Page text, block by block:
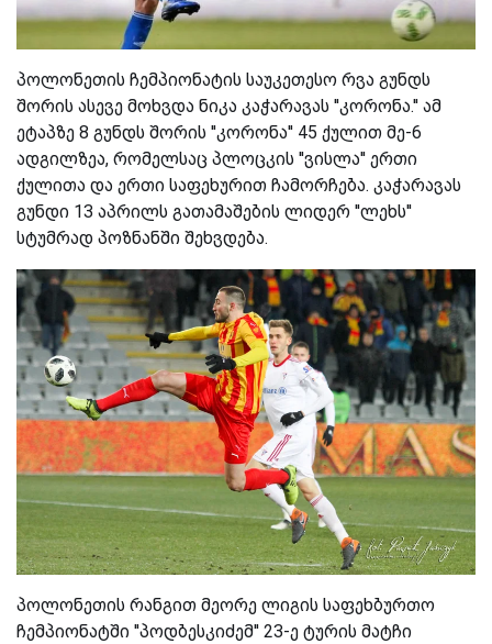
პოლონეთის ჩემპიონატის საუკეთესო რვა გუნდს
შორის ასევე მოხვდა ნიკა კაჭარავას ''კორონა.'' ამ
ეტაპზე 8 გუნდს შორის ''კორონა'' 45 ქულით მე-6
ადგილზეა, რომელსაც პლოცკის ''ვისლა'' ერთი
ქულითა და ერთი საფეხურით ჩამორჩება. კაჭარავას
გუნდი 13 აპრილს გათამაშების ლიდერ ''ლეხს''
სტუმრად პოზნანში შეხვდება.
პოლონეთის რანგით მეორე ლიგის საფეხბურთო
ჩემპიონატში ''პოდბესკიძემ'' 23-ე ტურის მატჩი